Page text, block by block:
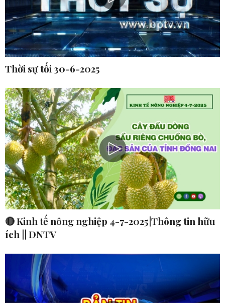
Thời sự tối 30-6-2025
🔴 Kinh tế nông nghiệp 4-7-2025|Thông tin hữu
ích || DNTV